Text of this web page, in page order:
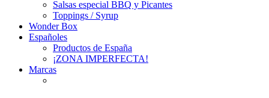
Salsas especial BBQ y Picantes
Toppings / Syrup
Wonder Box
Españoles
Productos de España
¡ZONA IMPERFECTA!
Marcas